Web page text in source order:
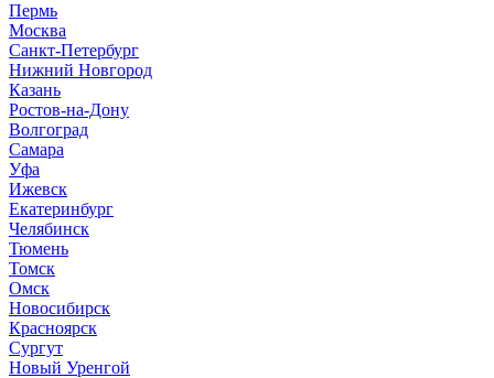
Пермь
Москва
Санкт-Петербург
Нижний Новгород
Казань
Ростов-на-Дону
Волгоград
Самара
Уфа
Ижевск
Екатеринбург
Челябинск
Тюмень
Томск
Омск
Новосибирск
Красноярск
Сургут
Новый Уренгой